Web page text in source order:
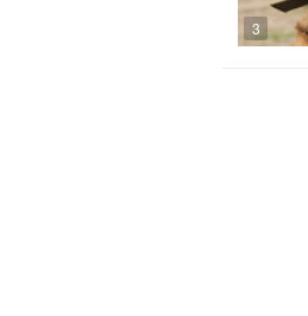
3